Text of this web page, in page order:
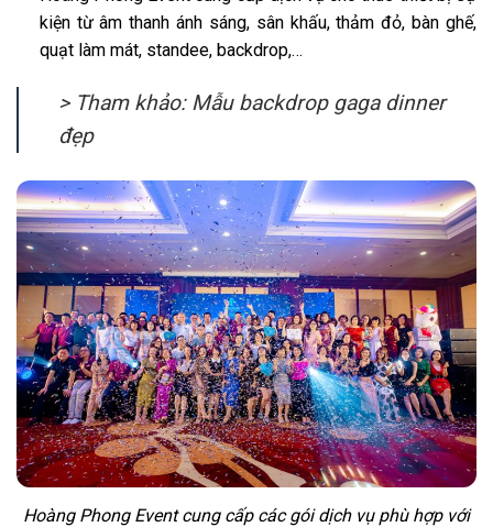
kiện từ âm thanh ánh sáng, sân khấu, thảm đỏ, bàn ghế,
quạt làm mát, standee, backdrop,…
> Tham khảo: Mẫu backdrop gaga dinner
đẹp
Hoàng Phong Event cung cấp các gói dịch vụ phù hợp với